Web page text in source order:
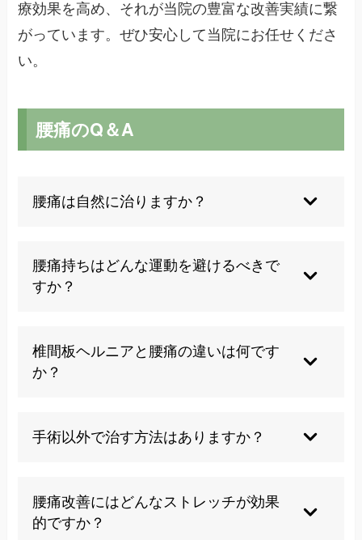
療効果を高め、それが当院の豊富な改善実績に繋
がっています。ぜひ安心して当院にお任せくださ
い。
腰痛のQ＆A
腰痛は自然に治りますか？
もあるため早期対処がおすすめです。
腰痛持ちはどんな運動を避けるべきで
すか？
ださい。
椎間板ヘルニアと腰痛の違いは何です
か？
すが、腰痛は広範な症状名です。
手術以外で治す方法はありますか？
す。
腰痛改善にはどんなストレッチが効果
的ですか？